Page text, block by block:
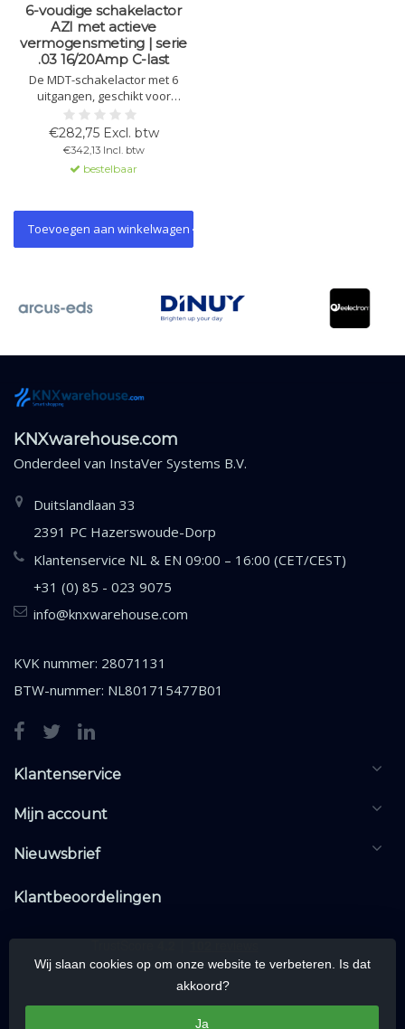
6-voudige schakelactor
AZI met actieve
vermogensmeting | serie
.03 16/20Amp C-last
De MDT-schakelactor met 6
uitgangen, geschikt voor
industriële toepassingen. Biedt
nauwkeurige actieve
vermogensmeting,
stroommeting per kanaal,
tijdfuncties en geïntegreerde
Handmatige bediening via
knoppen.
€282,75 Excl. btw
€342,13 Incl. btw
bestelbaar
Toevoegen aan winkelwagen
KNXwarehouse.com
Onderdeel van InstaVer Systems B.V.
Duitslandlaan 33
2391 PC Hazerswoude-Dorp
Klantenservice NL & EN 09:00 – 16:00 (CET/CEST)
+31 (0) 85 - 023 9075
info@knxwarehouse.com
KVK nummer: 28071131
BTW-nummer: NL801715477B01
Klantenservice
Mijn account
Nieuwsbrief
Klantbeoordelingen
Wij slaan cookies op om onze website te verbeteren. Is dat
akkoord?
Ja